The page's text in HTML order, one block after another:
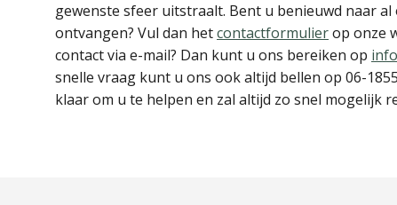
gewenste sfeer uitstraalt. Bent u benieuwd naar
ontvangen? Vul dan hetcontactformulierop onze
contact via e-mail? Dan kunt u ons bereiken op
snelle vraag kunt u ons ook altijd bellen op 06-
klaar om u te helpen en zal altijd zo snel mogelijk